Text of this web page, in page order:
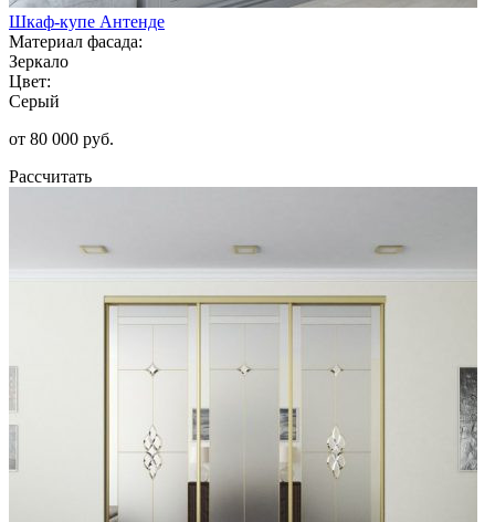
Шкаф-купе Антенде
Материал фасада:
Зеркало
Цвет:
Серый
от 80 000 руб.
Рассчитать